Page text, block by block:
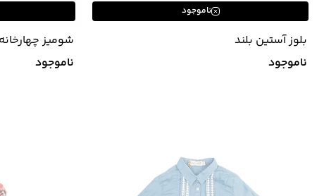
ناموجود
بلوز آستین بلند
ناموجود
کد 73631802
ناموجود